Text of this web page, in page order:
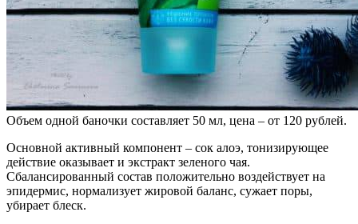
Объем одной баночки составляет 50 мл, цена – от 120 рублей.
Основной активный компонент – сок алоэ, тонизирующее
действие оказывает и экстракт зеленого чая.
Сбалансированный состав положительно воздействует на
эпидермис, нормализует жировой баланс, сужает поры,
убирает блеск.